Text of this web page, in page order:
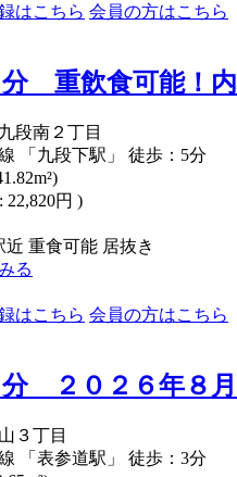
はこちら 会員の方はこちら
重飲食可能！
段南２丁目
「九段下駅」 徒歩：5分
22,820円 )
近 重食可能 居抜き
る
はこちら 会員の方はこちら
２０２６年８月
３丁目
「表参道駅」 徒歩：3分